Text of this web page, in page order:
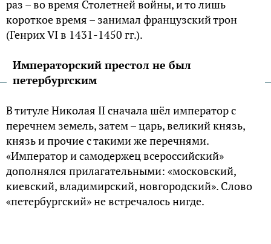
раз – во время Столетней войны, и то лишь
короткое время – занимал французский трон
(Генрих VI в 1431-1450 гг.).
Императорский престол не был
петербургским
В титуле Николая II сначала шёл император с
перечнем земель, затем – царь, великий князь,
князь и прочие с такими же перечнями.
«Император и самодержец всероссийский»
дополнялся прилагательными: «московский,
киевский, владимирский, новгородский». Слово
«петербургский» не встречалось нигде.